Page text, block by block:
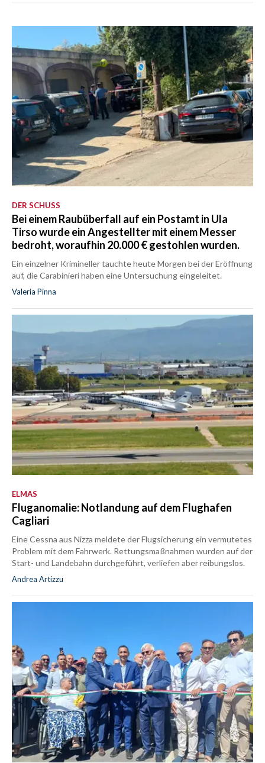
DER SCHUSS
Bei einem Raubüberfall auf ein Postamt in Ula
Tirso wurde ein Angestellter mit einem Messer
bedroht, woraufhin 20.000 € gestohlen wurden.
Ein einzelner Krimineller tauchte heute Morgen bei der Eröffnung
auf, die Carabinieri haben eine Untersuchung eingeleitet.
Valeria Pinna
ELMAS
Fluganomalie: Notlandung auf dem Flughafen
Cagliari
Eine Cessna aus Nizza meldete der Flugsicherung ein vermutetes
Problem mit dem Fahrwerk. Rettungsmaßnahmen wurden auf der
Start- und Landebahn durchgeführt, verliefen aber reibungslos.
Andrea Artizzu